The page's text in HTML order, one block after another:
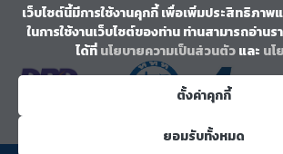
เว็บไซต์นี้มีการใช้งานคุกกี้ เพื่อเพิ่มประสิทธิภา
ในการใช้งานเว็บไซต์ของท่าน ท่านสามารถอ่าน
ได้ที่นโยบายความเป็นส่วนตัวและ นโ
ตั้งค่าคุกกี้
ยอมรับทั้งหมด